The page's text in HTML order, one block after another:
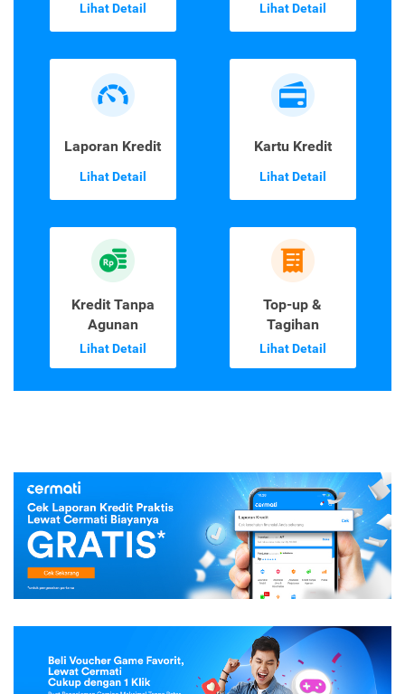
Lihat Detail Lihat Detail
Laporan Kredit
Lihat Detail
Kartu Kredit
Lihat Detail
Kredit Tanpa
Agunan
Lihat Detail
Top-up &
Tagihan
Lihat Detail